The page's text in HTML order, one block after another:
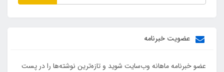
عضویت خبرنامه
عضو خبرنامه ماهانه وب‌سایت شوید و تازه‌ترین نوشته‌ها را در پست